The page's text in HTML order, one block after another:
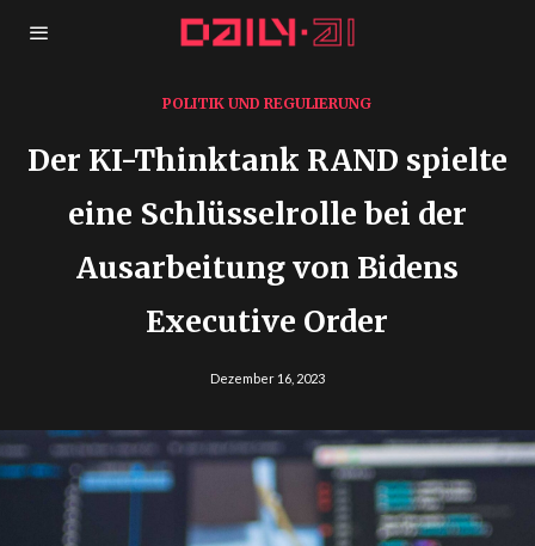
POLITIK UND REGULIERUNG
Der KI-Thinktank RAND spielte
eine Schlüsselrolle bei der
Ausarbeitung von Bidens
Executive Order
Dezember 16, 2023